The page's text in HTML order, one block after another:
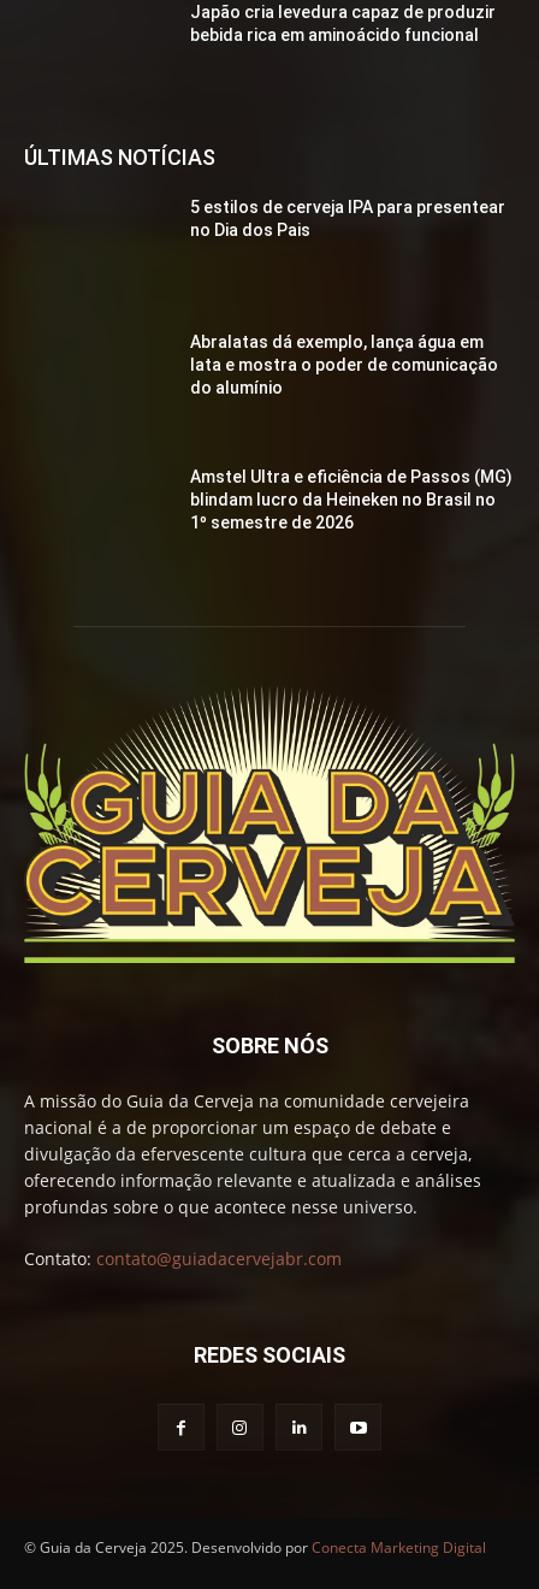
Japão cria levedura capaz de produzir
bebida rica em aminoácido funcional
ÚLTIMAS NOTÍCIAS
5 estilos de cerveja IPA para presentear
no Dia dos Pais
Abralatas dá exemplo, lança água em
lata e mostra o poder de comunicação
do alumínio
Amstel Ultra e eficiência de Passos (MG)
blindam lucro da Heineken no Brasil no
1º semestre de 2026
SOBRE NÓS
A missão do Guia da Cerveja na comunidade cervejeira
nacional é a de proporcionar um espaço de debate e
divulgação da efervescente cultura que cerca a cerveja,
oferecendo informação relevante e atualizada e análises
profundas sobre o que acontece nesse universo.
Contato: contato@guiadacervejabr.com
REDES SOCIAIS
© Guia da Cerveja 2025. Desenvolvido porConecta Marketing Digital